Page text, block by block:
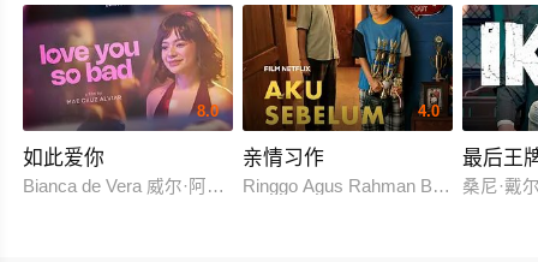
8.0
如此爱你
Bianca de Vera 威尔·阿什利·德莱昂
4.0
亲情习作
Ringgo Agus Rahman Bima Sena
最后王
桑尼·戴